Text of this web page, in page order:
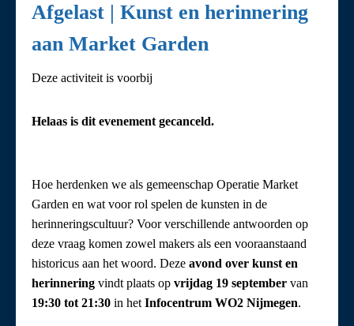
Afgelast | Kunst en herinnering
aan Market Garden
Deze activiteit is voorbij
Helaas is dit evenement gecanceld.
Hoe herdenken we als gemeenschap Operatie Market
Garden en wat voor rol spelen de kunsten in de
herinneringscultuur? Voor verschillende antwoorden op
deze vraag komen zowel makers als een vooraanstaand
historicus aan het woord. Deze avond over kunst en
herinnering vindt plaats op vrijdag 19 september van
19:30 tot 21:30 in het Infocentrum WO2 Nijmegen.